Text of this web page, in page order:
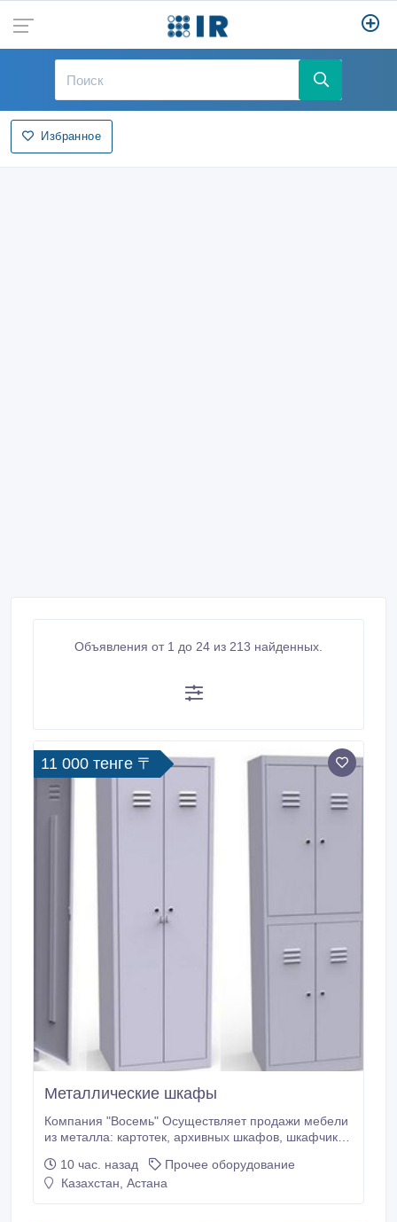
Избранное
Объявления от 1 до 24 из 213 найденных.
11 000 тенге 〒
Металлические шкафы
Компания "Восемь" Осуществляет продажи мебели
из металла: картотек, архивных шкафов, шкафчиков
Россия. Осуществляется доставка по регионам.
Наш сайт. http://8vosem.wix.com/vosem..
10 час. назад
Прочее оборудование
Казахстан, Астана